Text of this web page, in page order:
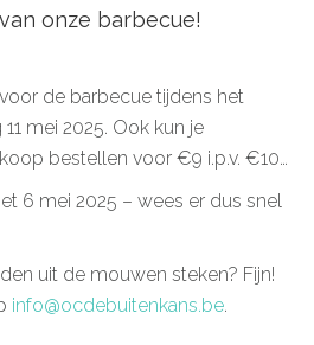
onze barbecue!
de barbecue tijdens het
mei 2025. Ook kun je
bestellen voor €9 i.p.v. €10…
6 mei 2025 – wees er dus snel
uit de mouwen steken? Fijn!
info@ocdebuitenkans.be.